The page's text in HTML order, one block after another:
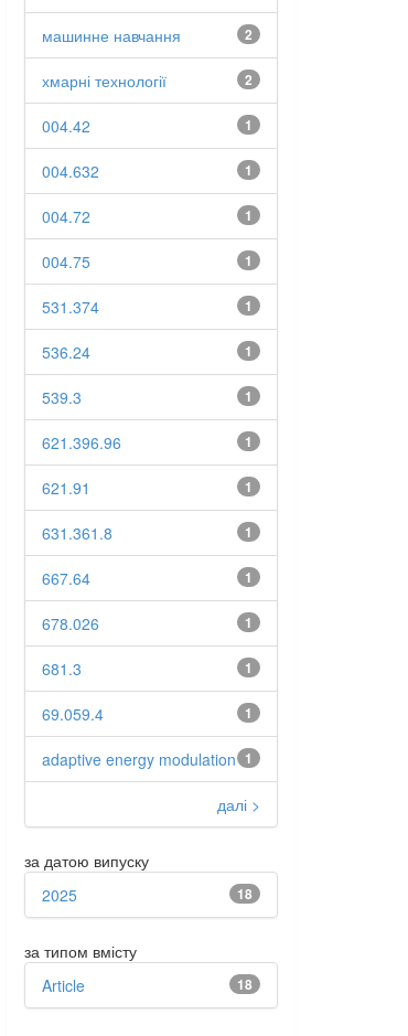
2
машинне навчання
2
хмарні технології
1
004.42
1
004.632
1
004.72
1
004.75
1
531.374
1
536.24
1
539.3
1
621.396.96
1
621.91
1
631.361.8
1
667.64
1
678.026
1
681.3
1
69.059.4
1
adaptive energy modulation
далі >
за датою випуску
18
2025
за типом вмісту
18
Article